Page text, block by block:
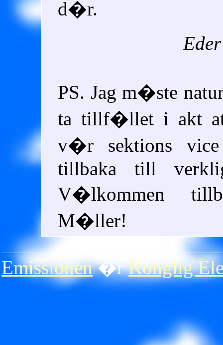
d�r.
PS. Jag m�ste
ta tillf�llet i akt
v�r sektions
tillbaka till
V�lkommen
M�ller!
Emissionen�rKonglig